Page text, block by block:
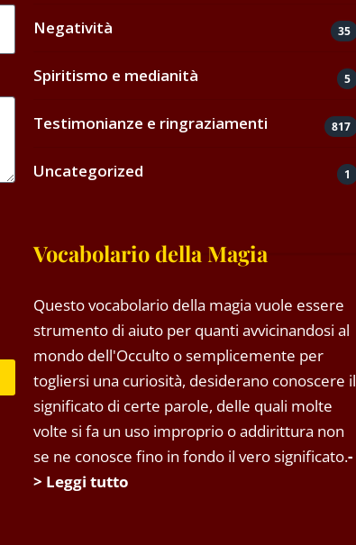
Negatività 35
Spiritismo e medianità 5
Testimonianze e ringraziamenti 817
Uncategorized 1
Vocabolario della Magia
Questo vocabolario della magia vuole essere
strumento di aiuto per quanti avvicinandosi al
mondo dell'Occulto o semplicemente per
togliersi una curiosità, desiderano conoscere il
significato di certe parole, delle quali molte
volte si fa un uso improprio o addirittura non
se ne conosce fino in fondo il vero significato.-
> Leggi tutto